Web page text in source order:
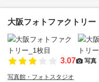
大阪フォトファクトリー
3.07 写真
写真館・フォトスタジオ